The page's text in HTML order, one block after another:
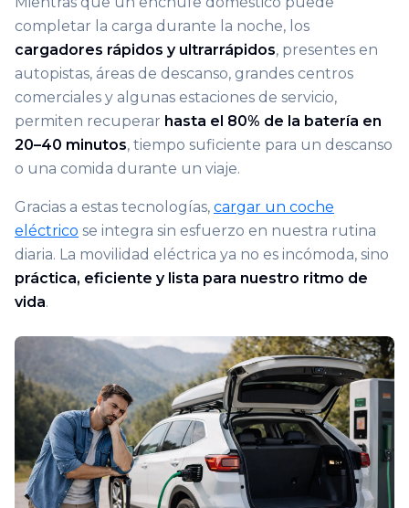
completar la carga durante la noche, los
cargadores rápidos y ultrarrápidos, presentes en
autopistas, áreas de descanso, grandes centros
comerciales y algunas estaciones de servicio,
permiten recuperar hasta el 80% de la batería en
20–40 minutos, tiempo suficiente para un descanso
o una comida durante un viaje.
Gracias a estas tecnologías, cargar un coche
eléctrico se integra sin esfuerzo en nuestra rutina
diaria. La movilidad eléctrica ya no es incómoda, sino
práctica, eficiente y lista para nuestro ritmo de
vida.